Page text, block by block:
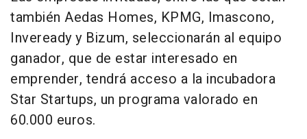
también Aedas Homes, KPMG, Imascono,
Inveready y Bizum, seleccionarán al equipo
ganador, que de estar interesado en
emprender, tendrá acceso a la incubadora
Star Startups, un programa valorado en
60.000 euros.